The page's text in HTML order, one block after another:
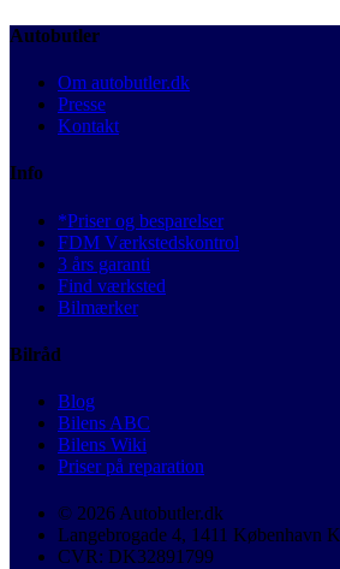
Autobutler
Om autobutler.dk
Presse
Kontakt
Info
*Priser og besparelser
FDM Værkstedskontrol
3 års garanti
Find værksted
Bilmærker
Bilråd
Blog
Bilens ABC
Bilens Wiki
Priser på reparation
© 2026 Autobutler.dk
Langebrogade 4, 1411 København K
CVR: DK32891799